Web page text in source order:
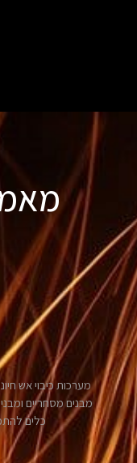
מערכות כיבוי אש
מבנים מסחריים
כלים